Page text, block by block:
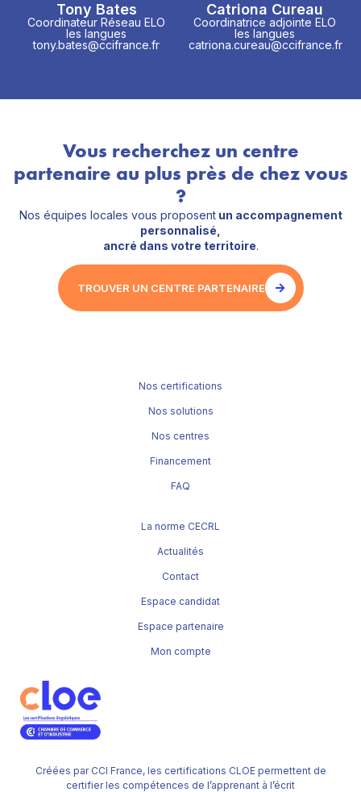
Tony Bates
Coordinateur Réseau ELO
les langues
tony.bates@ccifrance.fr
Catriona Cureau
Coordinatrice adjointe ELO
les langues
catriona.cureau@ccifrance.fr
Vous recherchez un centre
partenaire au plus près de chez vous
?
Nos équipes locales vous proposentun accompagnement
personnalisé,
ancré dans votre territoire.
TROUVER UN CENTRE PARTENAIRE
Créées par CCI France, les certifications CLOE permettent de
certifier les compétences de l’apprenant à l’écrit
Nos certifications
Nos solutions
Nos centres
Financement
FAQ
La norme CECRL
Actualités
Contact
Espace candidat
Espace partenaire
Mon compte